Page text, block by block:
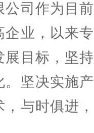
公司作为目
企业，以来
展目标，坚
。坚决实施
，与时俱进